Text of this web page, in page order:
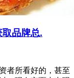
品牌总.
者所看好的，甚至